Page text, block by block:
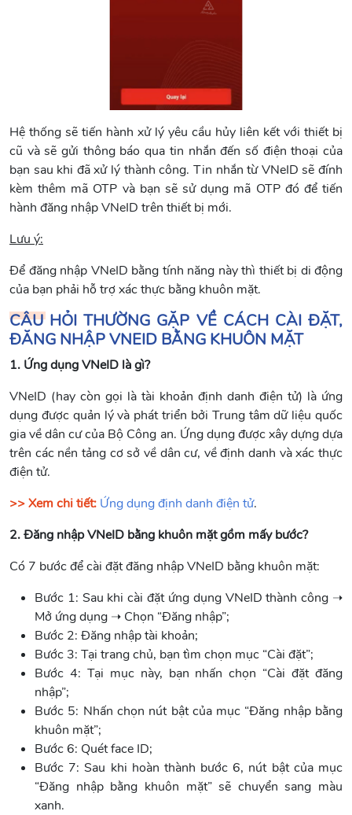
Hệ thống sẽ tiến hành xử lý yêu cầu hủy liên kết với thiết bị
cũ và sẽ gửi thông báo qua tin nhắn đến số điện thoại của
bạn sau khi đã xử lý thành công. Tin nhắn từ VNeID sẽ đính
kèm thêm mã OTP và bạn sẽ sử dụng mã OTP đó để tiến
hành đăng nhập VNeID trên thiết bị mới.
Lưu ý:
Để đăng nhập VNeID bằng tính năng này thì thiết bị di động
của bạn phải hỗ trợ xác thực bằng khuôn mặt.
CÂU HỎI THƯỜNG GẶP VỀ CÁCH CÀI ĐẶT,
ĐĂNG NHẬP VNEID BẰNG KHUÔN MẶT
1. Ứng dụng VNeID là gì?
VNeID (hay còn gọi là tài khoản định danh điện tử) là ứng
dụng được quản lý và phát triển bởi Trung tâm dữ liệu quốc
gia về dân cư của Bộ Công an. Ứng dụng được xây dựng dựa
trên các nền tảng cơ sở về dân cư, về định danh và xác thực
điện tử.
>> Xem chi tiết: Ứng dụng định danh điện tử.
2. Đăng nhập VNeID bằng khuôn mặt gồm mấy bước?
Có 7 bước để cài đặt đăng nhập VNeID bằng khuôn mặt:
Bước 1: Sau khi cài đặt ứng dụng VNeID thành công ➝
Mở ứng dụng ➝ Chọn “Đăng nhập”;
Bước 2: Đăng nhập tài khoản;
Bước 3: Tại trang chủ, bạn tìm chọn mục “Cài đặt”;
Bước 4: Tại mục này, bạn nhấn chọn “Cài đặt đăng
nhập”;
Bước 5: Nhấn chọn nút bật của mục “Đăng nhập bằng
khuôn mặt”;
Bước 6: Quét face ID;
Bước 7: Sau khi hoàn thành bước 6, nút bật của mục
“Đăng nhập bằng khuôn mặt” sẽ chuyển sang màu
xanh.